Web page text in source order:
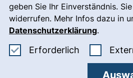
geben Sie Ihr Einverständnis.
widerrufen. Mehr Infos dazu in
Datenschutzerklärung.
Erforderlich
Notfall
Impressum